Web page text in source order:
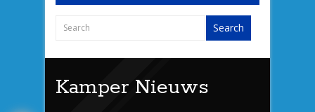
Kamper Nieuws